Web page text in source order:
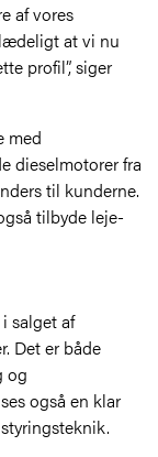
af vores
at vi nu
profil”, siger
med
dieselmotorer fra
til kunderne.
tilbyde leje-
salget af
Det er både
og
også en klar